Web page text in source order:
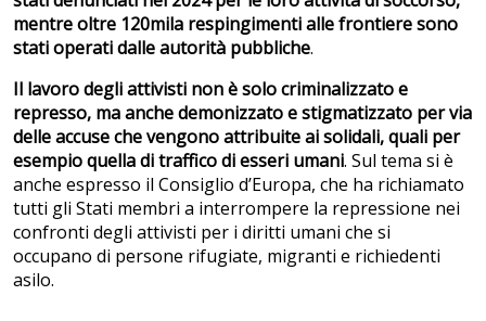
mentre oltre 120mila respingimenti alle frontiere sono
stati operati dalle autorità pubbliche.
Il lavoro degli attivisti non è solo criminalizzato e
represso, ma anche demonizzato e stigmatizzato per via
delle accuse che vengono attribuite ai solidali, quali per
esempio quella di traffico di esseri umani. Sul tema si è
anche espresso il Consiglio d’Europa, che ha richiamato
tutti gli Stati membri a interrompere la repressione nei
confronti degli attivisti per i diritti umani che si
occupano di persone rifugiate, migranti e richiedenti
asilo.